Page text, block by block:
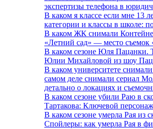
экспертизы телефона в
В каком я классе если мне 13
категории и классы в школе:
В каком ЖК снимали
«Летний сад» — место съемок
В каком сезоне Юля Пацанки.
Юлии Михайловой из шоу
В каком университете
самом деле снимали сериал
детально о локациях и
В каком сезоне убили Раю в
Тартакова: Ключевой
В каком сезоне умерла Рая из
Спойлеры: как умерла Рая в